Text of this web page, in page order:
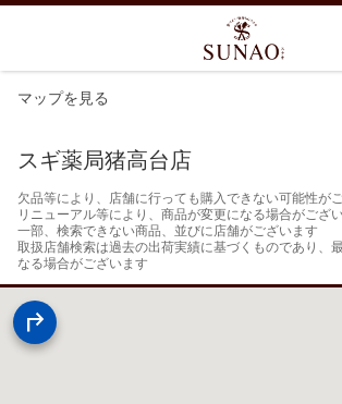
マップを見る
スギ薬局猪高台店
欠品等により、店舗に行っても購入できない可能性が
リニューアル等により、商品が変更になる場合がござ
一部、検索できない商品、並びに店舗がございます
取扱店舗検索は過去の出荷実績に基づくものであり、
なる場合がございます